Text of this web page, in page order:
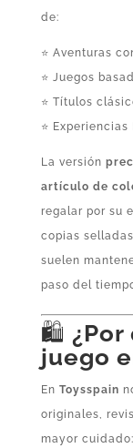
de:
⭐ Aventuras
⭐ Juegos
⭐ Títulos
⭐
La versión
artículo de
regalar por su
copias
suelen
paso del
🛍️
juego
En Toysspain
originales,
mayor cuidado: